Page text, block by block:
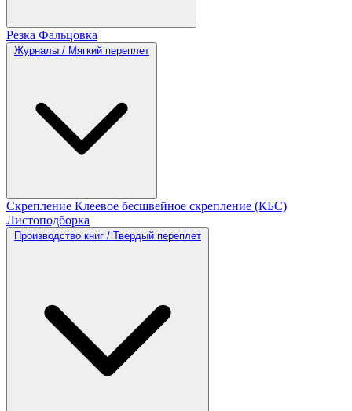
Резка Фальцовка
Журналы / Мягкий переплет
Скрепление Клеевое бесшвейное скрепление (КБС)
Листоподборка
Производство книг / Твердый переплет